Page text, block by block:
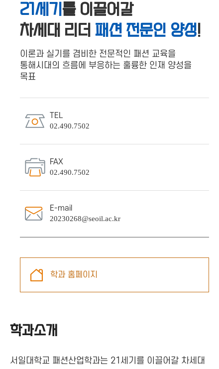
21세기 를 이끌어갈
차세대 리더 패션 전문인 양성!
이론과 실기를 겸비한 전문적인 패션 교육을
통해시대의 흐름에 부응하는 훌륭한 인재 양성을
목표
TEL
02.490.7502
FAX
02.490.7502
E-mail
20230268@seoil.ac.kr
학과 홈페이지
학과소개
서일대학교 패션산업학과는 21세기를 이끌어갈 차세대